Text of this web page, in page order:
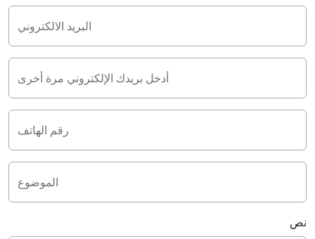
البريد الالكتروني
أدخل بريدك الإلكتروني مرة أخرى
رقم الهاتف
الموضوع
نص